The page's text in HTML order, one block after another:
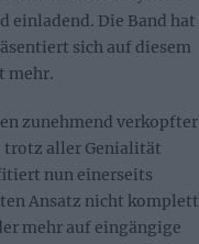
einladend. Die Band hat
sich auf diesem
mehr.
zunehmend verkopfter
trotz aller Genialität
nun einerseits
Ansatz nicht komplett
mehr auf eingängige